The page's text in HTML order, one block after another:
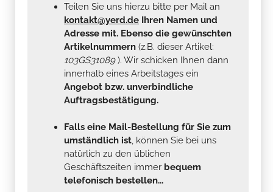
Teilen Sie uns hierzu bitte per Mail an
kontakt@yerd.de Ihren Namen und
Adresse mit. Ebenso die gewünschten
Artikelnummern (z.B. dieser Artikel:
103GS31089). Wir schicken Ihnen dann
innerhalb eines Arbeitstages ein
Angebot bzw. unverbindliche
Auftragsbestätigung.
Falls eine Mail-Bestellung für Sie zum
umständlich ist, können Sie bei uns
natürlich zu den üblichen
Geschäftszeiten immer bequem
telefonisch bestellen...